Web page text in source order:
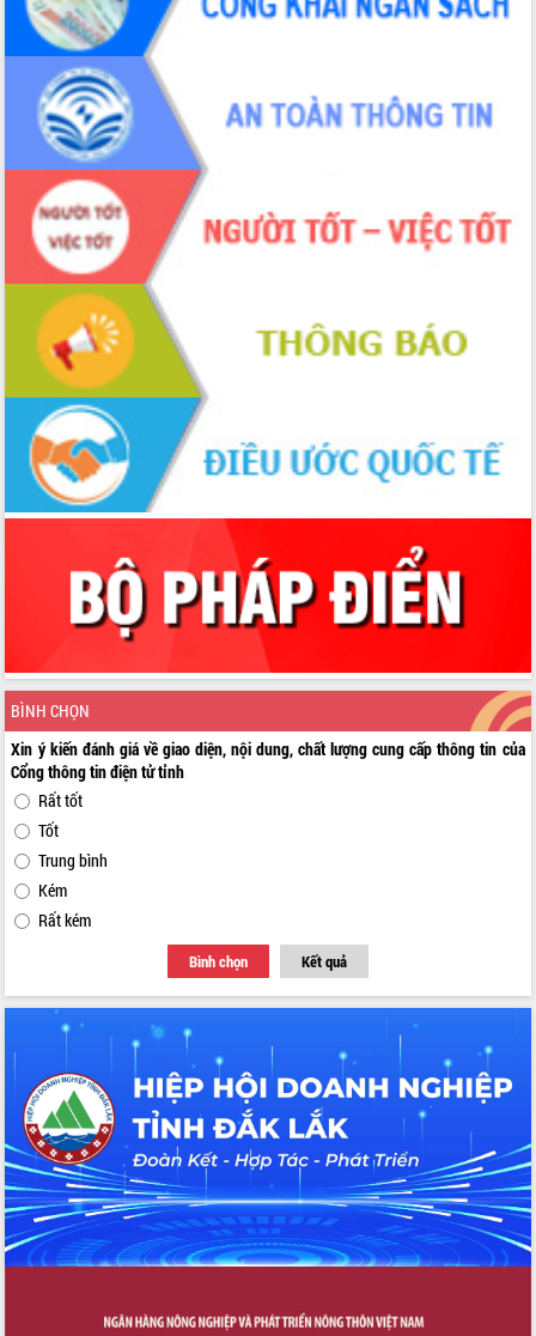
BÌNH CHỌN
Xin ý kiến đánh giá về giao diện, nội dung, chất lượng cung cấp thông tin của
Cổng thông tin điện tử tỉnh
Rất tốt
Tốt
Trung bình
Kém
Rất kém
Bình chọn Kết quả